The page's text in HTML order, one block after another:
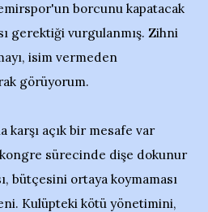
borcunu kapatacak
gerektiği vurgulanmış. Zihni
isim vermeden
görüyorum.
karşı açık bir mesafe var
sürecinde dişe dokunur
bütçesini ortaya koymaması
Kulüpteki kötü yönetimini,